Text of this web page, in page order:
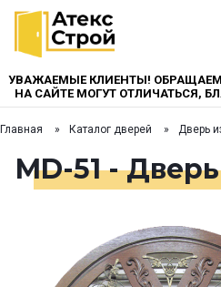
УВАЖАЕМЫЕ КЛИЕНТЫ!
НА САЙТЕ МОГУТ ОТЛИЧАТЬСЯ,
Главная Каталог дверей Дверь
MD-51 -